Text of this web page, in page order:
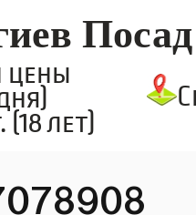
Посад
цены
(18 лет)